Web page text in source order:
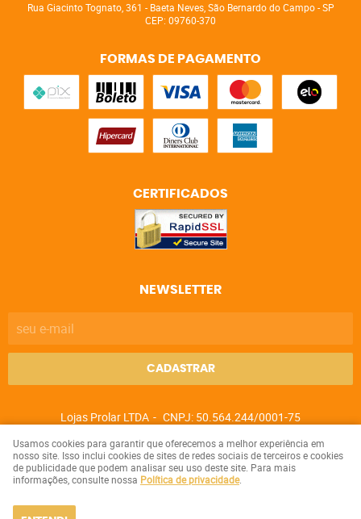
Rua Giacinto Tognato, 361 - Baeta Neves, São Bernardo do Campo-SP
CEP: 09760-370
FORMAS DE PAGAMENTO
CERTIFICADOS
NEWSLETTER
CADASTRAR
Lojas Prolar LTDA CNPJ: 50.564.244/0001-75
LOJA VIRTUAL CRIADA POR
Usamos cookies para garantir que oferecemos a melhor experiência em
nosso site. Isso inclui cookies de sites de redes sociais de terceiros e cookies
de publicidade que podem analisar seu uso deste site. Para mais
informações, consulte nossa Política de privacidade.